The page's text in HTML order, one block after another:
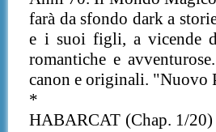
farà da sfondo dark a
e i suoi figli, a vicende
romantiche e
canon e originali. "Nuovo
*
HABARCAT (Chap. 1/